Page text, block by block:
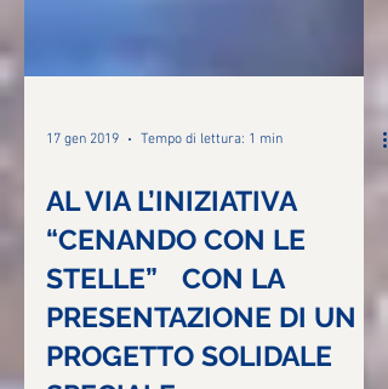
17 gen 2019 Tempo di lettura: 1 min
AL VIA L’INIZIATIVA
“CENANDO CON LE
STELLE” CON LA
PRESENTAZIONE DI UN